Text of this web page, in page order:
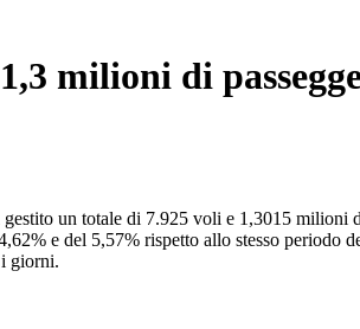
milioni di
un totale di 7.925 voli e 1,3015
e del 5,57% rispetto allo stesso periodo
giorni.